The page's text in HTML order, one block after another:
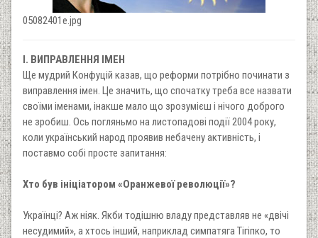
05082401e.jpg
I. ВИПРАВЛЕННЯ ІМЕН
Ще мудрий Конфуцій казав, що реформи потрібно починати з
виправлення імен. Це значить, що спочатку треба все назвати
своїми іменами, інакше мало що зрозумієш і нічого доброго
не зробиш. Ось погляньмо на листопадові події 2004 року,
коли український народ проявив небачену активність, і
поставмо собі просте запитання:
Хто був ініціатором «Оранжевої революції»?
Українці? Аж ніяк. Якби тодішню владу представляв не «двічі
несудимий», а хтось інший, наприклад симпатяга Тігіпко, то